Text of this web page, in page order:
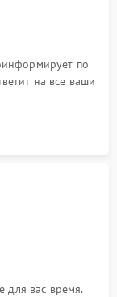
по
на все ваши
для вас время.